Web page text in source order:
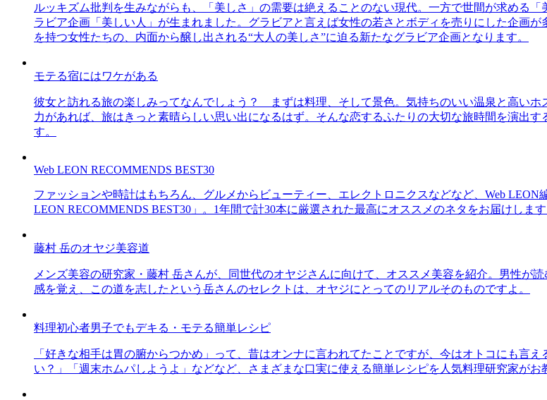
ルッキズム批判を生みながらも、「美しさ」の需要は絶えることのない現代。一方で世間が求める
ラビア企画「美しい人」が生まれました。グラビアと言えば女性の若さとボディを売りにした企画
を持つ女性たちの、内面から醸し出される“大人の美しさ”に迫る新たなグラビア企画となります。
モテる宿にはワケがある
彼女と訪れる旅の楽しみってなんでしょう？ まずは料理、そして景色。気持ちのいい温泉と高い
力があれば、旅はきっと素晴らしい思い出になるはず。そんな恋するふたりの大切な旅時間を演出
す。
Web LEON RECOMMENDS BEST30
ファッションや時計はもちろん、グルメからビューティー、エレクトロニクスなどなど、Web
LEON RECOMMENDS BEST30」。1年間で計30本に厳選された最高にオススメのネタをお届けしま
藤村 岳のオヤジ美容道
メンズ美容の研究家・藤村 岳さんが、同世代のオヤジさんに向けて、オススメ美容を紹介。男性が
感を覚え、この道を志したという岳さんのセレクトは、オヤジにとってのリアルそのものですよ。
料理初心者男子でもデキる・モテる簡単レシピ
「好きな相手は胃の腑からつかめ」って、昔はオンナに言われてたことですが、今はオトコにも言
い？」「週末ホムパしようよ」などなど、さまざまな口実に使える簡単レシピを人気料理研究家がお